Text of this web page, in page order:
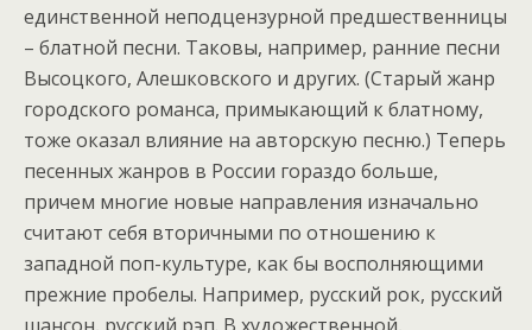
единственной неподцензурной предшественницы
– блатной песни. Таковы, например, ранние песни
Высоцкого, Алешковского и других. (Старый жанр
городского романса, примыкающий к блатному,
тоже оказал влияние на авторскую песню.) Теперь
песенных жанров в России гораздо больше,
причем многие новые направления изначально
считают себя вторичными по отношению к
западной поп-культуре, как бы восполняющими
прежние пробелы. Например, русский рок, русский